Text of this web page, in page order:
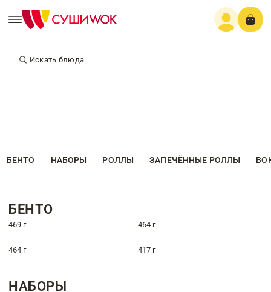
Искать блюда
БЕНТО НАБОРЫ РОЛЛЫ ЗАПЕЧЁННЫЕ РОЛЛЫ
БЕНТО
469 г 464 г
464 г 417 г
НАБОРЫ